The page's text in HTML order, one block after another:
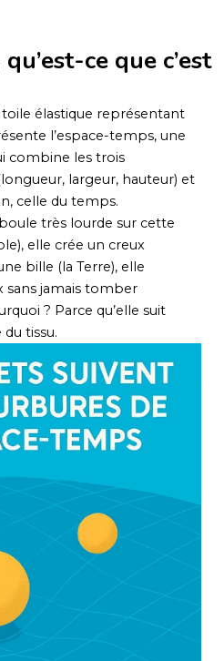
ce que c’est
élastique représentant
l’espace-temps, une
combine les trois
largeur, hauteur) et
celle du temps.
très lourde sur cette
elle crée un creux
bille (la Terre), elle
sans jamais tomber
? Parce qu’elle suit
tissu.